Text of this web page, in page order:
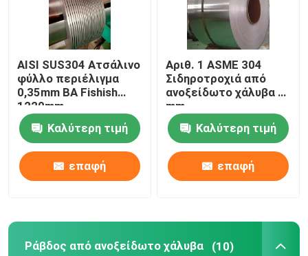
AISI SUS304 Ατσάλινο
φύλλο περιέλιγμα
0,35mm BA Fishish
1220mm
Καλύτερη τιμή
επαφή
Αριθ. 1 ASME 304
Σιδηροτροχιά από
ανοξείδωτο χάλυβα 3
mm
Καλύτερη τιμή
επαφή
Ράβδος από ανοξείδωτο χάλυβα (10)